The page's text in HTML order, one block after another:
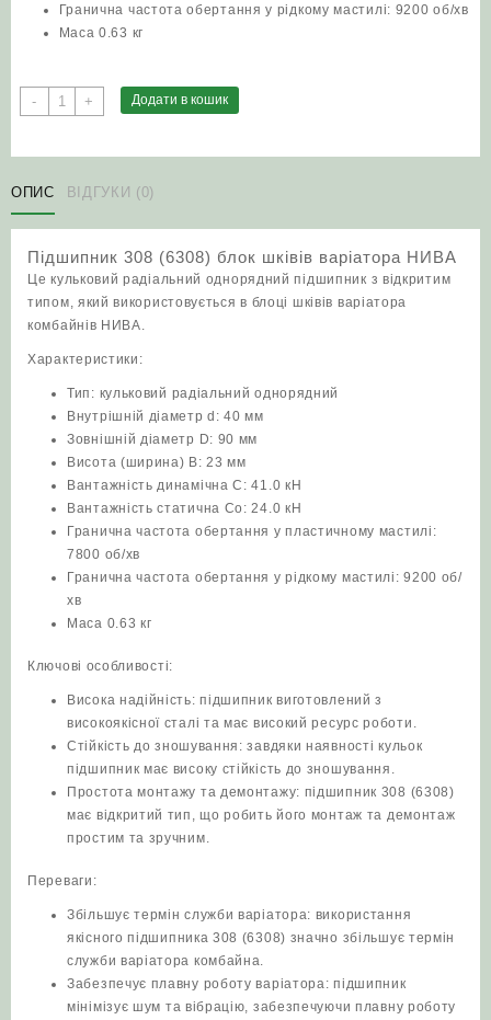
Гранична частота обертання у рідкому мастилі: 9200 об/хв
Маса 0.63 кг
-
Підшипник
308
шківів
варіатора
кількість
+ Додати в кошик
ОПИС ВІДГУКИ (0)
Підшипник 308 (6308) блок шківів варіатора НИВА
Це кульковий радіальний однорядний підшипник з відкритим
типом, який використовується в блоці шківів варіатора
комбайнів НИВА.
Характеристики:
Тип: кульковий радіальний однорядний
Внутрішній діаметр d: 40 мм
Зовнішній діаметр D: 90 мм
Висота (ширина) B: 23 мм
Вантажність динамічна C: 41.0 кН
Вантажність статична Co: 24.0 кН
Гранична частота обертання у пластичному мастилі:
7800 об/хв
Гранична частота обертання у рідкому мастилі: 9200 об/
хв
Маса 0.63 кг
Ключові особливості:
Висока надійність: підшипник виготовлений з
високоякісної сталі та має високий ресурс роботи.
Стійкість до зношування: завдяки наявності кульок
підшипник має високу стійкість до зношування.
Простота монтажу та демонтажу: підшипник 308 (6308)
має відкритий тип, що робить його монтаж та демонтаж
простим та зручним.
Переваги:
Збільшує термін служби варіатора: використання
якісного підшипника 308 (6308) значно збільшує термін
служби варіатора комбайна.
Забезпечує плавну роботу варіатора: підшипник
мінімізує шум та вібрацію, забезпечуючи плавну роботу